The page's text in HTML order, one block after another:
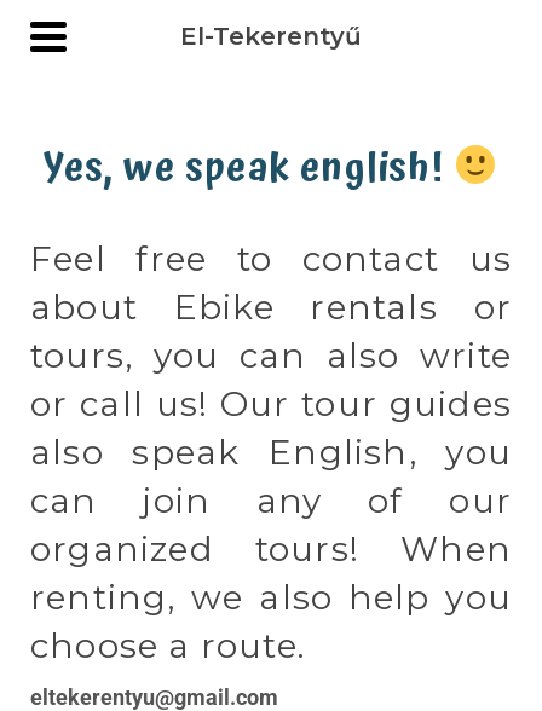
El-Tekerentyű
Yes, we speak english!
Feel free to contact us
about Ebike rentals or
tours, you can also write
or call us! Our tour guides
also speak English, you
can join any of our
organized tours! When
renting, we also help you
choose a route.
eltekerentyu@gmail.com